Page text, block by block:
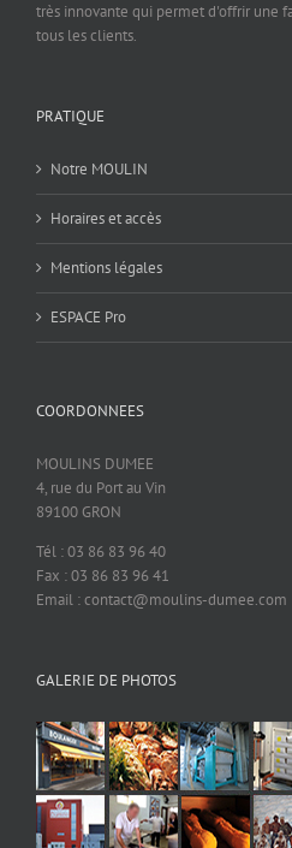
très innovante qui permet d'offrir une
tous les clients.
PRATIQUE
Notre MOULIN
Horaires et accès
Mentions légales
ESPACE Pro
COORDONNEES
MOULINS DUMEE
4, rue du Port au Vin
89100 GRON
Tél : 03 86 83 96 40
Fax : 03 86 83 96 41
Email : contact@moulins-dumee.com
GALERIE DE PHOTOS